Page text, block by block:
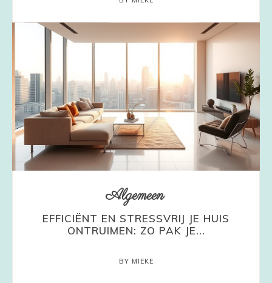
Algemeen
EFFICIËNT EN STRESSVRIJ JE HUIS
ONTRUIMEN: ZO PAK JE...
BY MIEKE